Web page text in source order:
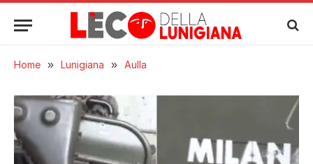
Home » Lunigiana » Aulla